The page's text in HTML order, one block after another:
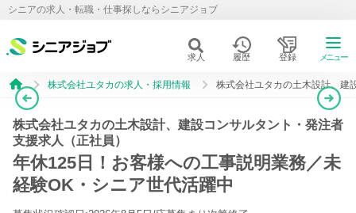
シニアの求人・転職・仕事探しならシニアジョブ
求人 履歴 登録 メニュー
株式会社ユタカの求人・採用情報 株式会社ユタカの土木設計、建
株式会社ユタカの土木設計、建設コンサルタント・発注者
支援求人（正社員）
年休125日！お客様への工事説明業務／未
経験OK・シニア世代活躍中